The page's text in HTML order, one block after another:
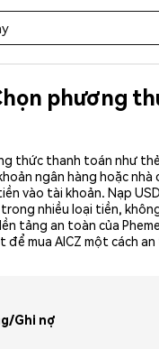
phương
thức thanh toán như
ngân hàng hoặc nhà
vào tài khoản. Nạp
nhiều loại tiền,
tảng an toàn của
để mua AICZ một cách an
Ghi nợ